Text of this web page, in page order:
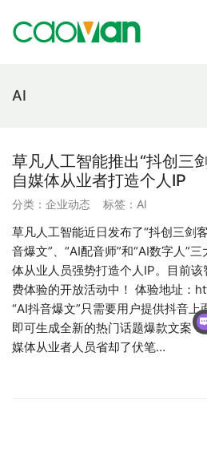
AI
草凡人工智能推出“抖创三
自媒体从业者打造个人IP
分类： 企业动态 标签： AI
草凡人工智能近日发布了“抖创三剑
音爆文”、“AI配音师”和“AI数字人”
体从业人员强势打造个人IP。目前
费体验的开放活动中！ 体验地址：
“AI抖音爆文”只需要用户提供抖音
即可生成全新的热门话题爆款文案
媒体从业者人员省却了伏笔…